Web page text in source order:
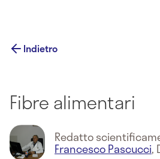
Indietro
Fibre alimentari
Redatto
Francesco Pascucci,